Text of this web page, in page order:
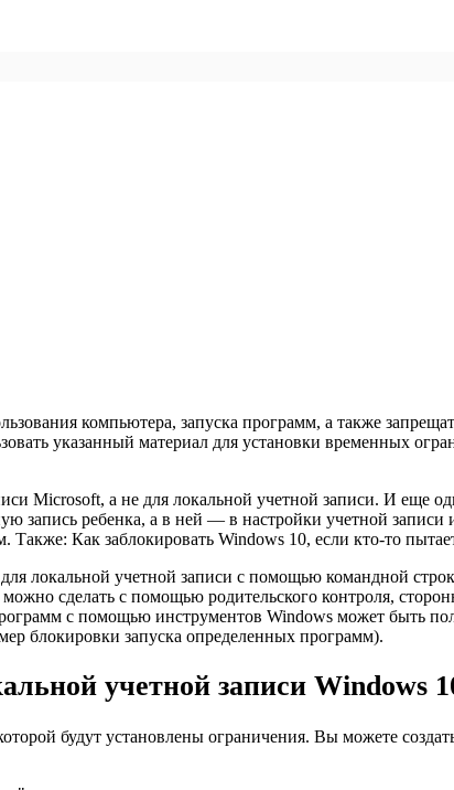
компьютера, запуска программ, а также
указанный материал для установки временных
Microsoft, а не для локальной учетной записи. И еще
запись ребенка, а в ней — в настройки учетной
Как заблокировать Windows 10, если кто-то
локальной учетной записи с помощью командной
сделать с помощью родительского контроля,
с помощью инструментов Windows может быть
блокировки запуска определенных программ).
учетной записи Windows
будут установлены ограничения. Вы можете